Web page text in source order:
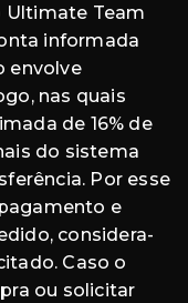
Team
informada
envolve
nas quais
de 16% de
do sistema
Por esse
e
considera-
Caso o
ou solicitar